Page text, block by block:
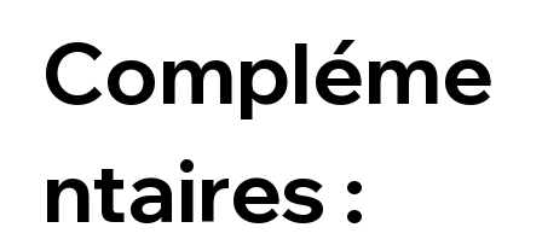
Compléme
ntaires :